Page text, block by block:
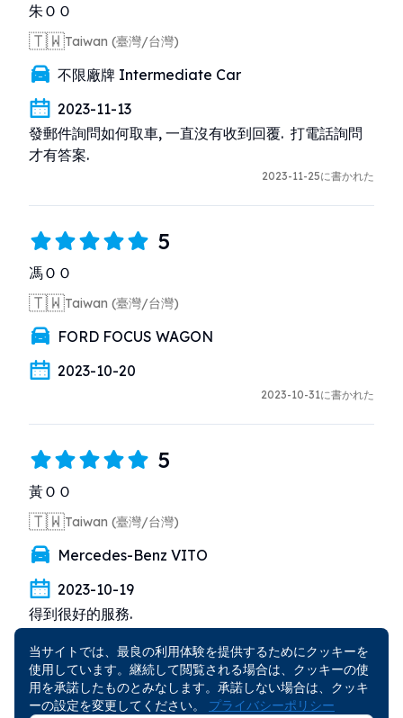
朱ＯＯ
🇹🇼Taiwan (臺灣/台灣)
不限廠牌 Intermediate Car
2023-11-13
發郵件詢問如何取車, 一直沒有收到回覆.  打電話詢問
才有答案.
2023-11-25に書かれた
5
馮ＯＯ
🇹🇼Taiwan (臺灣/台灣)
FORD FOCUS WAGON
2023-10-20
2023-10-31に書かれた
5
黃ＯＯ
🇹🇼Taiwan (臺灣/台灣)
Mercedes-Benz VITO
2023-10-19
得到很好的服務.
5
当サイトでは、最良の利用体験を提供するためにクッキーを
使用しています。継続して閲覧される場合は、クッキーの使
用を承諾したものとみなします。承諾しない場合は、クッキ
ーの設定を変更してください。 プライバシーポリシー